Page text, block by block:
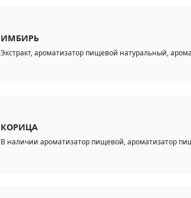
ИМБИРЬ
Экстракт, ароматизатор пищевой натуральный,
КОРИЦА
В наличии ароматизатор пищевой, ароматизатор